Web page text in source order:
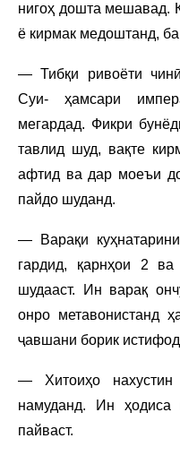
нигоҳ дошта мешавад.
ё кирмак медоштанд,
— Тибқи ривоёти
Суи- ҳамсари
мегардад. Фикри
тавлид шуд, вақте
афтид ва дар моеъи
пайдо шуданд.
— Варақи
гардид, қарнҳои 2
шудааст. Ин варақ
онро метавонистанд
ҷавшани борик
— Хитоиҳо нахустин
намуданд. Ин
пайваст.